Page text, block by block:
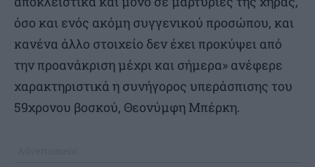
όσο και ενός ακόμη συγγενικού προσώπου, και
κανένα άλλο στοιχείο δεν έχει προκύψει από
την προανάκριση μέχρι και σήμερα» ανέφερε
χαρακτηριστικά η συνήγορος υπεράσπισης του
59χρονου βοσκού, Θεονύμφη Μπέρκη.